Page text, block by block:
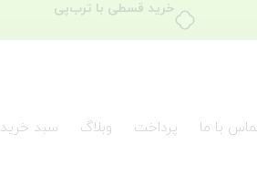
با ما پرداخت وبلاگ سبد خرید